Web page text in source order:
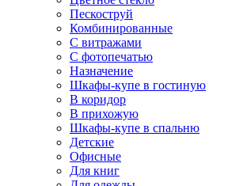
Пескоструй
Комбинированные
С витражами
С фотопечатью
Назначение
Шкафы-купе в гостиную
В коридор
В прихожую
Шкафы-купе в спальню
Детские
Офисные
Для книг